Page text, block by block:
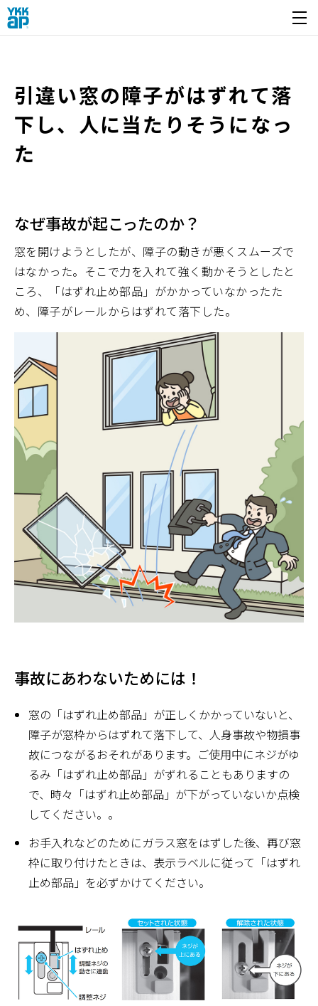
開く
引違い窓の障子がはずれて落
下し、人に当たりそうになっ
た
なぜ事故が起こったのか？
窓を開けようとしたが、障子の動きが悪くスムーズで
はなかった。そこで力を入れて強く動かそうとしたと
ころ、「はずれ止め部品」がかかっていなかったた
め、障子がレールからはずれて落下した。
事故にあわないためには！
窓の「はずれ止め部品」が正しくかかっていないと、
障子が窓枠からはずれて落下して、人身事故や物損事
故につながるおそれがあります。ご使用中にネジがゆ
るみ「はずれ止め部品」がずれることもありますの
で、時々「はずれ止め部品」が下がっていないか点検
してください。。
お手入れなどのためにガラス窓をはずした後、再び窓
枠に取り付けたときは、表示ラベルに従って「はずれ
止め部品」を必ずかけてください。